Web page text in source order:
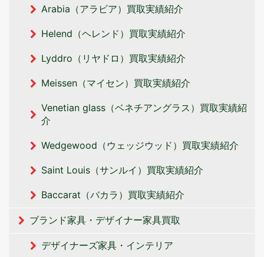
Arabia（アラビア）買取実績紹介
Helend（ヘレンド）買取実績紹介
Lyddro（リヤドロ）買取実績紹介
Meissen（マイセン）買取実績紹介
Venetian glass（ベネチアングラス）買取実績紹
介
Wedgewood（ウェッジウッド）買取実績紹介
Saint Louis（サンルイ）買取実績紹介
Baccarat（バカラ）買取実績紹介
ブランド家具・デザイナー家具買取
デザイナーズ家具・インテリア